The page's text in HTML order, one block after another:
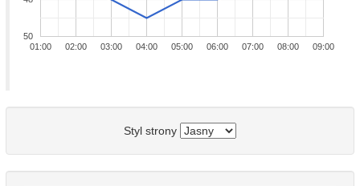
01:00 02:00 03:00 04:00 05:00 06:00 07:00 08:00 09:00
50
Styl strony